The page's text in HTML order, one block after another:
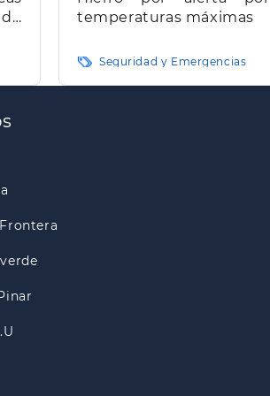
temperaturas máximas
Seguridad y Emergencias